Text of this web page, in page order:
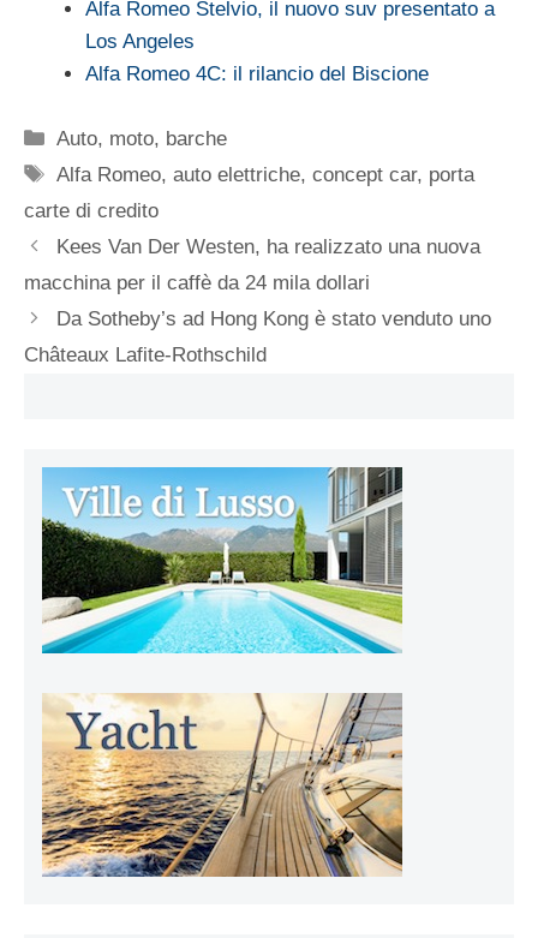
Alfa Romeo Stelvio, il nuovo suv presentato a
Los Angeles
Alfa Romeo 4C: il rilancio del Biscione
Categorie
Auto, moto, barche
Tag
Alfa Romeo,auto elettriche,concept car, porta
carte di credito
Kees Van Der Westen, ha realizzato una nuova
macchina per il caffè da 24 mila dollari
Da Sotheby’s ad Hong Kong è stato venduto uno
Châteaux Lafite-Rothschild